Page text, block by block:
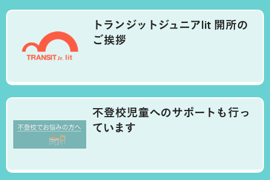
トランジットジュニアlit 開所の
ご挨拶
不登校児童へのサポートも行っ
ています